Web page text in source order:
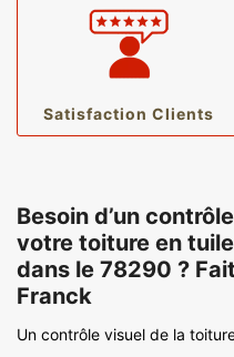
Satisfaction Clients
Besoin d’un
votre toiture en
dans le 78290 ?
Franck
Un contrôle visuel de la